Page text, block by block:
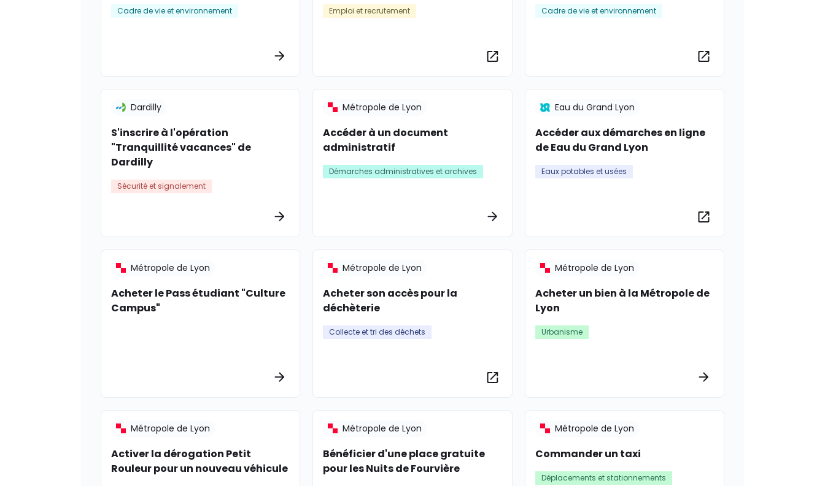
Cadre de vie et environnement Emploi et recrutement Cadre de vie et environnement
S'inscrire à l'opération
"Tranquillité vacances" de
Dardilly
Dardilly
Sécurité et signalement
Accéder à un document
administratif
Métropole de Lyon
Démarches administratives et archives
Accéder aux démarches en ligne
de Eau du Grand Lyon
Eau du Grand Lyon
Eaux potables et usées
Acheter le Pass étudiant "Culture
Campus"
Métropole de Lyon
Acheter son accès pour la
déchèterie
Métropole de Lyon
Collecte et tri des déchets
Acheter un bien à la Métropole de
Lyon
Métropole de Lyon
Urbanisme
Activer la dérogation Petit
Rouleur pour un nouveau véhicule
Métropole de Lyon
Bénéficier d'une place gratuite
pour les Nuits de Fourvière
Métropole de Lyon
Commander un taxi
Métropole de Lyon
Déplacements et stationnements